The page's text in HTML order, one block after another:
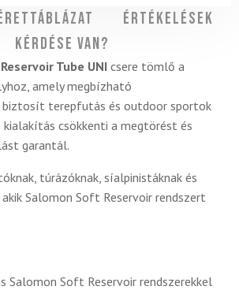
Értékelések
Kérdése van?
Tube UNI csere tömlő a
amely megbízható
terepfutás és outdoor sportok
kialakítás csökkenti a megtörést és
garantál.
túrázóknak, síalpinistáknak és
akik Salomon Soft Reservoir rendszert
Salomon Soft Reservoir rendszerekkel